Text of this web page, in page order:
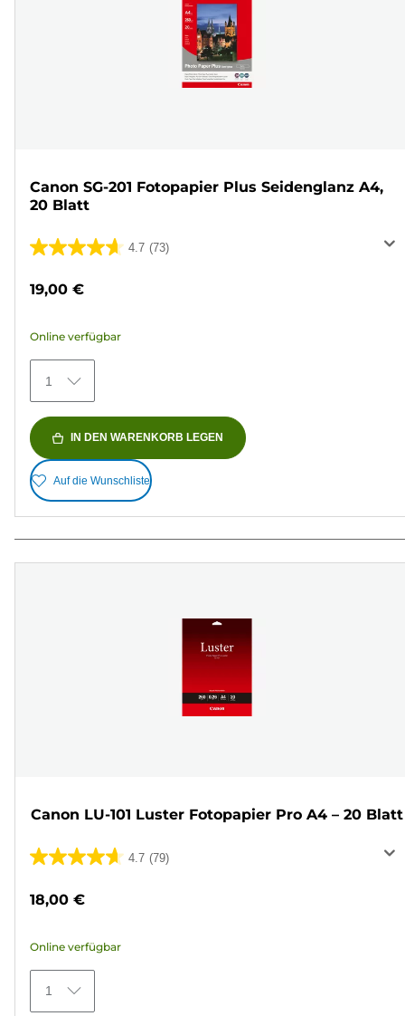
Canon SG-201 Fotopapier Plus Seidenglanz A4,
20 Blatt
4.7 (73)
4.7
73
Bewertungen
19,00 €
Online verfügbar
1
IN DEN WARENKORB LEGEN
Auf die Wunschliste
Canon LU-101 Luster Fotopapier Pro A4 – 20 Blatt
4.7 (79)
4.7
5
79
Bewertungen
18,00 €
Online verfügbar
1